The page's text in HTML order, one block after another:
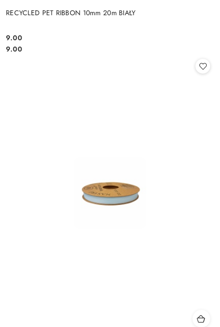
RECYCLED PET RIBBON 10mm 20m BIAŁY
Cena:
9.00
Cena:
9.00